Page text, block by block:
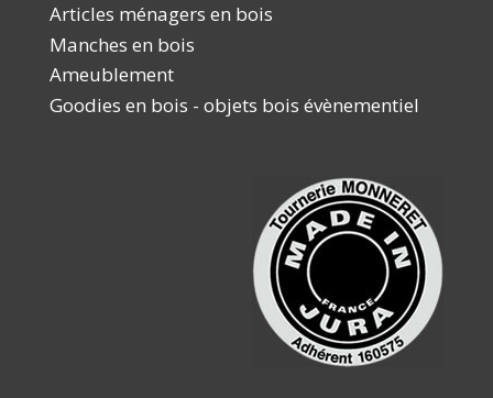
Articles ménagers en bois
Manches en bois
Ameublement
Goodies en bois - objets bois évènementiel